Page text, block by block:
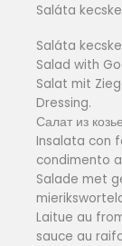
Saláta
Saláta
Salad with
Salat mit
Dressing.
Салат из
Insalata con
condimento
Salade met
Laitue au
sauce au